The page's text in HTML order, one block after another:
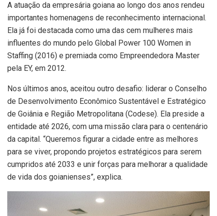
A atuação da empresária goiana ao longo dos anos rendeu
importantes homenagens de reconhecimento internacional.
Ela já foi destacada como uma das cem mulheres mais
influentes do mundo pelo Global Power 100 Women in
Staffing (2016) e premiada como Empreendedora Master
pela EY, em 2012.
Nos últimos anos, aceitou outro desafio: liderar o Conselho
de Desenvolvimento Econômico Sustentável e Estratégico
de Goiânia e Região Metropolitana (Codese). Ela preside a
entidade até 2026, com uma missão clara para o centenário
da capital. “Queremos figurar a cidade entre as melhores
para se viver, propondo projetos estratégicos para serem
cumpridos até 2033 e unir forças para melhorar a qualidade
de vida dos goianienses”, explica.